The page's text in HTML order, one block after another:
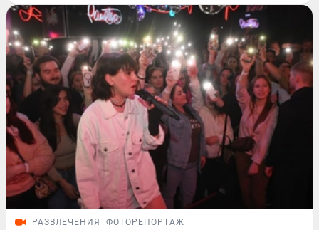
РАЗВЛЕЧЕНИЯ ФОТОРЕПОРТАЖ